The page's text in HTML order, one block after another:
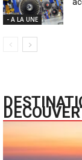
- A LA UNE